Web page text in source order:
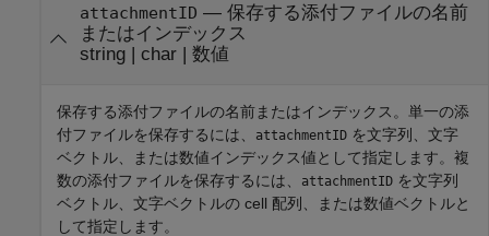
attachmentID — 保存する添付ファイルの名前
またはインデックス
string| char| 数値
保存する添付ファイルの名前またはインデックス。単一の添
付ファイルを保存するには、
attachmentID を文字列、文字
ベクトル、または数値インデックス値として指定します。複
数の添付ファイルを保存するには、
attachmentID を文字列
ベクトル、文字ベクトルの cell 配列、または数値ベクトルと
して指定します。